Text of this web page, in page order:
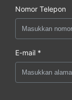
Nomor Telepon
E-mail *